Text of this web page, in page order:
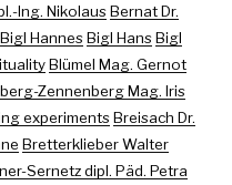
Ing. NikolausBernat Dr.
Bigl HannesBigl HansBigl
Blümel Mag. Gernot
Zennenberg Mag. Iris
experimentsBreisach Dr.
Bretterklieber Walter
Sernetz dipl. Päd. Petra